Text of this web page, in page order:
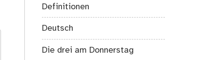
Definitionen
Deutsch
Die drei am Donnerstag